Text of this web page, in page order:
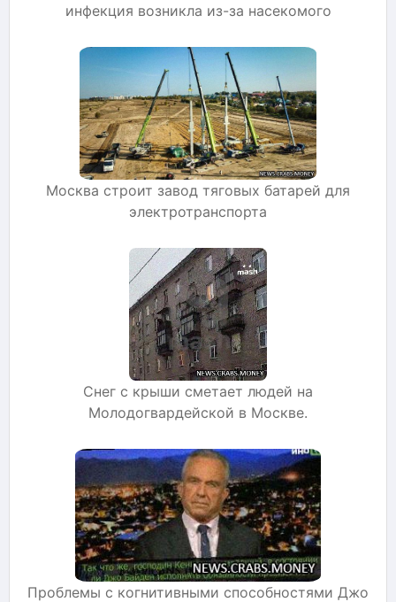
инфекция возникла из-за насекомого
Москва строит завод тяговых батарей для
электротранспорта
Снег с крыши сметает людей на
Молодогвардейской в Москве.
Проблемы с когнитивными способностями Джо